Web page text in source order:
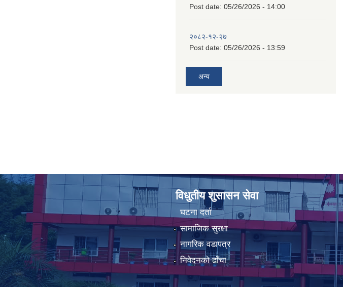
Post date: 05/26/2026 - 14:00
२०८२-१२-२७
Post date: 05/26/2026 - 13:59
अन्य
विधुतीय शुसासन सेवा
घटना दर्ता
सामाजिक सुरक्षा
नागरिक वडापत्र
निवेदनको ढाँचा